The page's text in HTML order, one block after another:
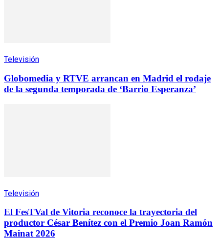
Televisión
Globomedia y RTVE arrancan en Madrid el rodaje
de la segunda temporada de ‘Barrio Esperanza’
Televisión
El FesTVal de Vitoria reconoce la trayectoria del
productor César Benítez con el Premio Joan Ramón
Mainat 2026